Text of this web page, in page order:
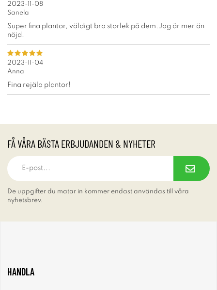
2023-11-08
Sanela
Super fina plantor, väldigt bra storlek på dem.Jag är mer än
nöjd.
2023-11-04
Anna
Fina rejäla plantor!
FÅ VÅRA BÄSTA ERBJUDANDEN & NYHETER
De uppgifter du matar in kommer endast användas till våra
nyhetsbrev.
HANDLA